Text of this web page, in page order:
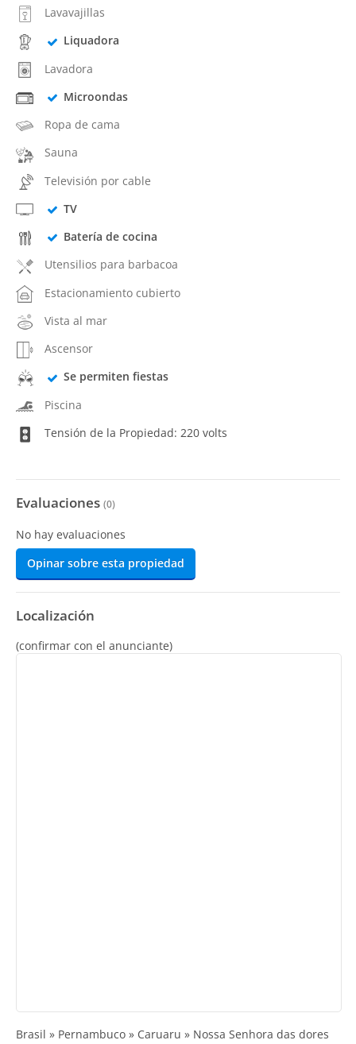
Lavavajillas
Liquadora
Lavadora
Microondas
Ropa de cama
Sauna
Televisión por cable
TV
Batería de cocina
Utensilios para barbacoa
Estacionamiento cubierto
Vista al mar
Ascensor
Se permiten fiestas
Piscina
Tensión de la Propiedad: 220 volts
Evaluaciones (0)
No hay evaluaciones
Opinar sobre esta propiedad
Localización
(confirmar con el anunciante)
Brasil » Pernambuco » Caruaru » Nossa Senhora das dores